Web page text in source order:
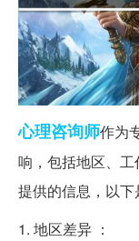
心理咨询师作为
响，包括地区、
提供的信息，以下
1. 地区差异 ：